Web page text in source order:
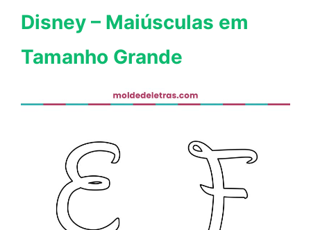
Disney – Maiúsculas em
Tamanho Grande